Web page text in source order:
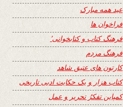
عید همه مبارک
فراخوان ها
فرهنگ کتاب و کتابخوانی٬
فرهنگ مردم
کارتون های عتیق شاهد
کتاب هزار و یک حکایت ادبی تاریخی
کمپاین تفکرُ تحریر و عمل